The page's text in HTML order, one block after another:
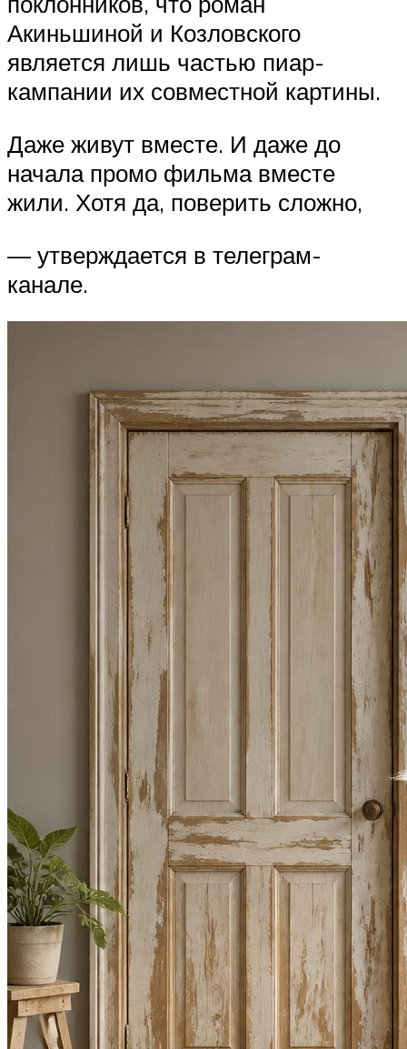
Акиньшиной и Козловского
является лишь частью пиар-
кампании их совместной картины.
Даже живут вместе. И даже до
начала промо фильма вместе
жили. Хотя да, поверить сложно,
— утверждается в телеграм-
канале.